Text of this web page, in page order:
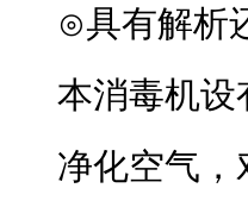
⊙具有解析
本消毒机设
净化空气